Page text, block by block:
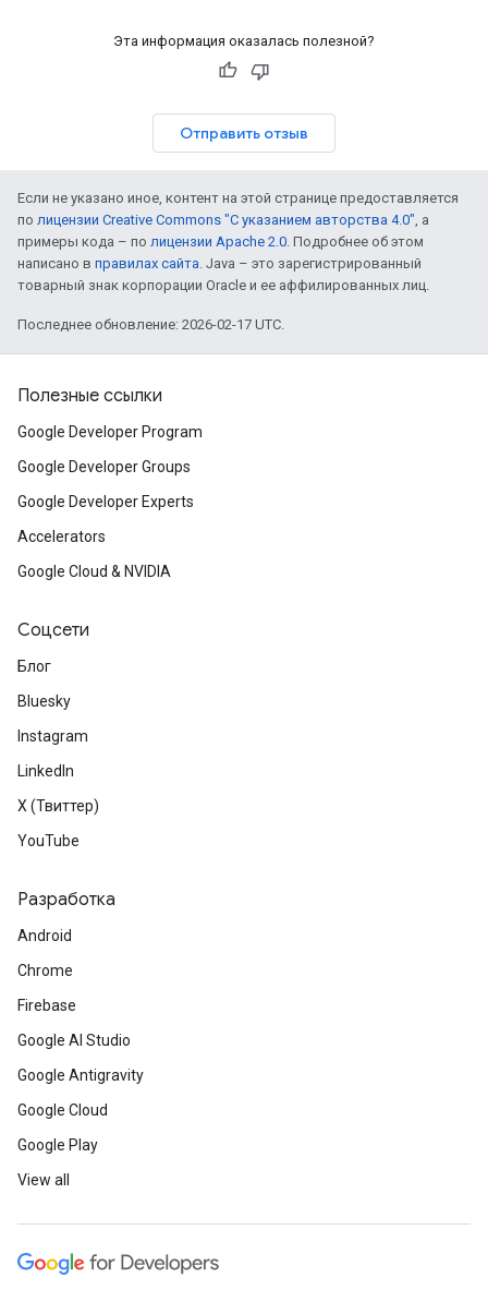
Эта информация оказалась полезной?
Отправить отзыв
Если не указано иное, контент на этой странице предоставляется
по лицензии Creative Commons "С указанием авторства 4.0", а
примеры кода – по лицензии Apache 2.0. Подробнее об этом
написано в правилах сайта. Java – это зарегистрированный
товарный знак корпорации Oracle и ее аффилированных лиц.
Последнее обновление: 2026-02-17 UTC.
Полезные ссылки
Google Developer Program
Google Developer Groups
Google Developer Experts
Accelerators
Google Cloud & NVIDIA
Соцсети
Блог
Bluesky
Instagram
LinkedIn
X (Твиттер)
YouTube
Разработка
Android
Chrome
Firebase
Google AI Studio
Google Antigravity
Google Cloud
Google Play
View all